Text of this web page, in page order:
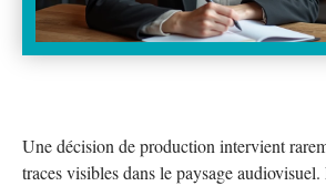
Une décision de production intervient
traces visibles dans le paysage